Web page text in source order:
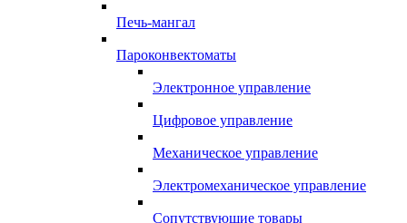
Печь-мангал
Пароконвектоматы
Электронное управление
Цифровое управление
Механическое управление
Электромеханическое управление
Сопутствующие товары